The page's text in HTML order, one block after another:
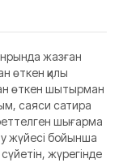
жазған
өткен қилы
өткен шытырман
саяси сатира
шығарма
жүйесі бойынша
жүрегінде